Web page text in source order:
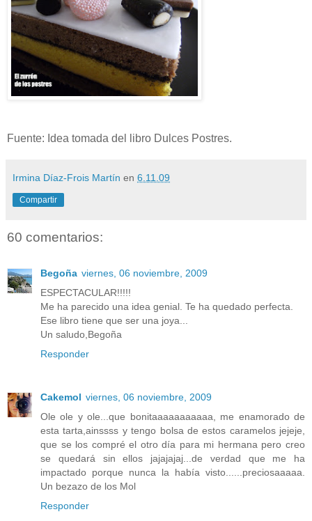
Fuente: Idea tomada del libro Dulces Postres.
Irmina Díaz-Frois Martín en 6.11.09
Compartir
60 comentarios:
Begoña viernes, 06 noviembre, 2009
ESPECTACULAR!!!!!
Me ha parecido una idea genial. Te ha quedado perfecta.
Ese libro tiene que ser una joya...
Un saludo,Begoña
Responder
Cakemol viernes, 06 noviembre, 2009
Ole ole y ole...que bonitaaaaaaaaaaa, me enamorado de
esta tarta,ainssss y tengo bolsa de estos caramelos jejeje,
que se los compré el otro día para mi hermana pero creo
se quedará sin ellos jajajajaj...de verdad que me ha
impactado porque nunca la había visto......preciosaaaaa.
Un bezazo de los Mol
Responder